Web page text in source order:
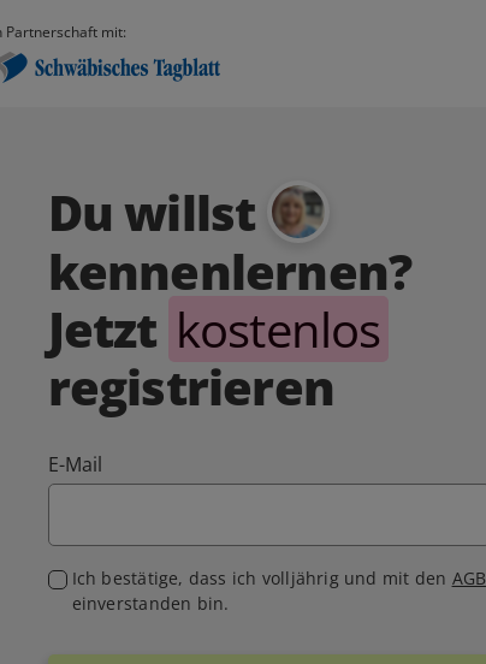
Partnerschaft mit:
Du willst
kennenlernen?
Jetzt kostenlos
registrieren
E-Mail
Ich bestätige, dass ich volljährig und mit den AGB
einverstanden bin.